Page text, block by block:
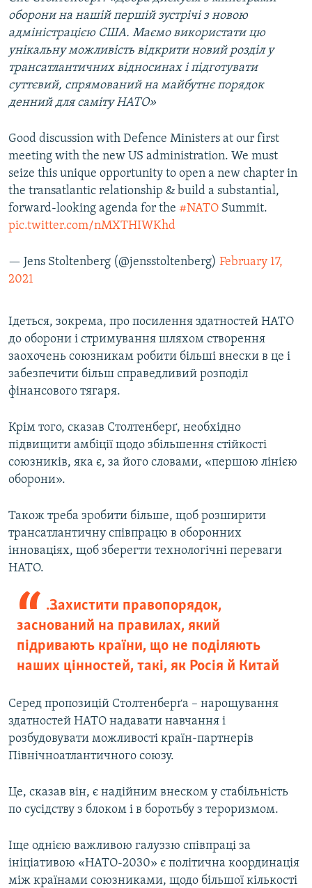
оборони на нашій першій зустрічі з новою
адміністрацією США. Маємо використати цю
унікальну можливість відкрити новий розділ у
трансатлантичних відносинах і підготувати
суттєвий, спрямований на майбутнє порядок
денний для саміту НАТО»
Good discussion with Defence Ministers at our first
meeting with the new US administration. We must
seize this unique opportunity to open a new chapter in
the transatlantic relationship & build a substantial,
forward-looking agenda for the #NATO Summit.
pic.twitter.com/nMXTHIWKhd
— Jens Stoltenberg (@jensstoltenberg) February 17,
2021
Ідеться, зокрема, про посилення здатностей НАТО
до оборони і стримування шляхом створення
заохочень союзникам робити більші внески в це і
забезпечити більш справедливий розподіл
фінансового тягаря.
Крім того, сказав Столтенберґ, необхідно
підвищити амбіції щодо збільшення стійкості
союзників, яка є, за його словами, «першою лінією
оборони».
Також треба зробити більше, щоб розширити
трансатлантичну співпрацю в оборонних
інноваціях, щоб зберегти технологічні переваги
НАТО.
…Захистити правопорядок,
заснований на правилах, який
підривають країни, що не поділяють
наших цінностей, такі, як Росія й Китай
Серед пропозицій Столтенберґа – нарощування
здатностей НАТО надавати навчання і
розбудовувати можливості країн-партнерів
Північноатлантичного союзу.
Це, сказав він, є надійним внеском у стабільність
по сусідству з блоком і в боротьбу з тероризмом.
Іще однією важливою галуззю співпраці за
ініціативою «НАТО-2030» є політична координація
між країнами союзниками, щодо більшої кількості